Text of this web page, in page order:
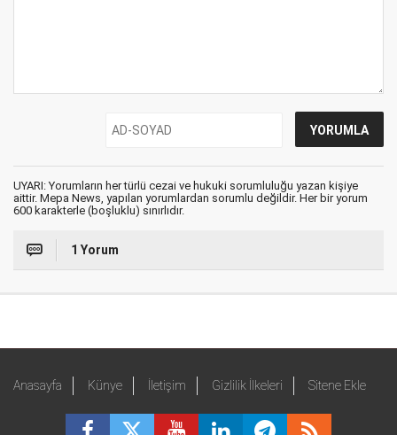
UYARI: Yorumların her türlü cezai ve hukuki sorumluluğu yazan kişiye
aittir. Mepa News, yapılan yorumlardan sorumlu değildir. Her bir yorum
600 karakterle (boşluklu) sınırlıdır.
1 Yorum
Anasayfa Künye İletişim Gizlilik İlkeleri Sitene Ekle